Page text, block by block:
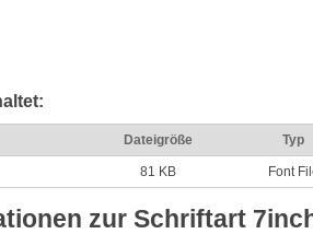
Dateigröße Typ
81 KB Font
zur Schriftart